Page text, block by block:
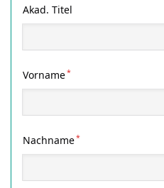
Akad. Titel
Vorname*
Nachname*